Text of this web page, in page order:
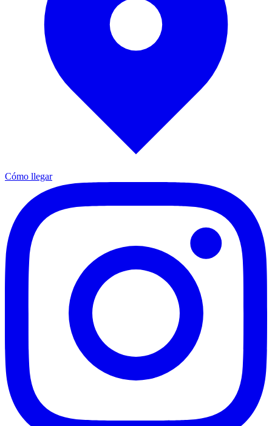
Cómo llegar